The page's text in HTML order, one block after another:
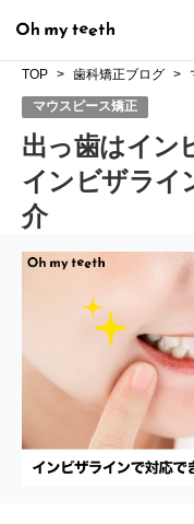
TOP 歯科矯正ブログ
マウスピース矯正
出っ歯はイン
インビザライ
介